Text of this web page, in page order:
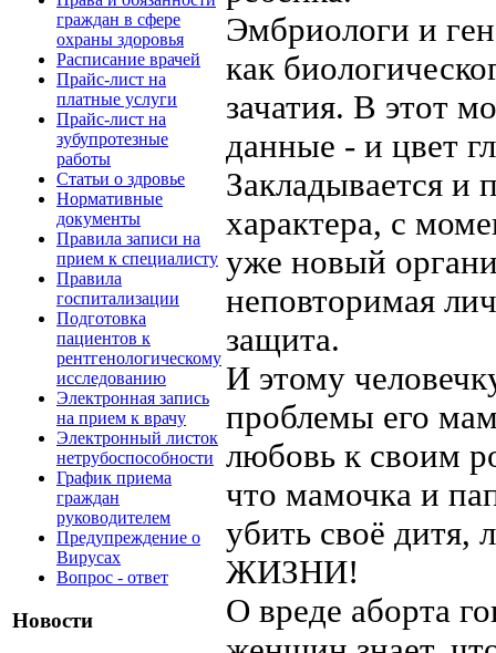
граждан в сфере
охраны здоровья
Расписание врачей
Прайс-лист на
платные услуги
Прайс-лист на
зубупротезные
работы
Статьи о здровье
Нормативные
документы
Правила записи на
прием к специалисту
Правила
госпитализации
Подготовка
пациентов к
рентгенологическому
исследованию
Электронная запись
на прием к врачу
Электронный листок
нетрубоспособности
График приема
граждан
руководителем
Предупреждение о
Вирусах
Вопрос - ответ
Новости
Эмбриологи и
как
зачатия. В этот
данные - и цвет
Закладывается и
характера, с
уже новый
неповторимая
защита.
И этому
проблемы его
любовь к своим
что мамочка и
убить своё дитя,
ЖИЗНИ!
О вреде аборта